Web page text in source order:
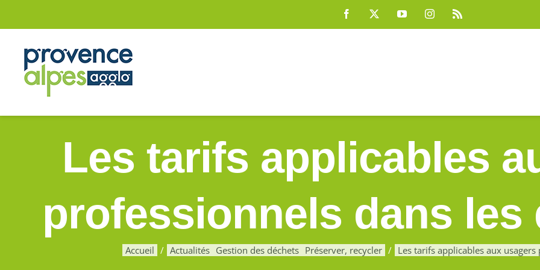
Facebook YouTubeInstagram
Les tarifs applicables
professionnels dans les
Accueil Actualités Gestion des déchets Préserver, recycler Les tarifs applicables aux